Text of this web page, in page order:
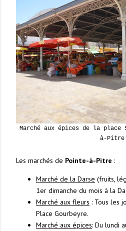
Marché aux épices de la
à-Pitre
Les marchés de Pointe-à-Pitre :
Marché de la Darse (fruits,
1er dimanche du mois à la
Marché aux fleurs : Tous les
Place Gourbeyre.
Marché aux épices: Du lundi